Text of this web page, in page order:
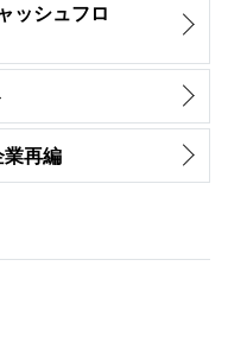
ッシュフロ
業再編